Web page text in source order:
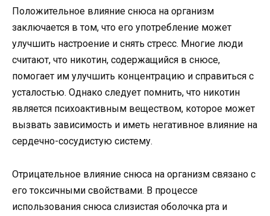
Положительное влияние снюса на организм
заключается в том, что его употребление может
улучшить настроение и снять стресс. Многие люди
считают, что никотин, содержащийся в снюсе,
помогает им улучшить концентрацию и справиться с
усталостью. Однако следует помнить, что никотин
является психоактивным веществом, которое может
вызвать зависимость и иметь негативное влияние на
сердечно-сосудистую систему.
Отрицательное влияние снюса на организм связано с
его токсичными свойствами. В процессе
использования снюса слизистая оболочка рта и